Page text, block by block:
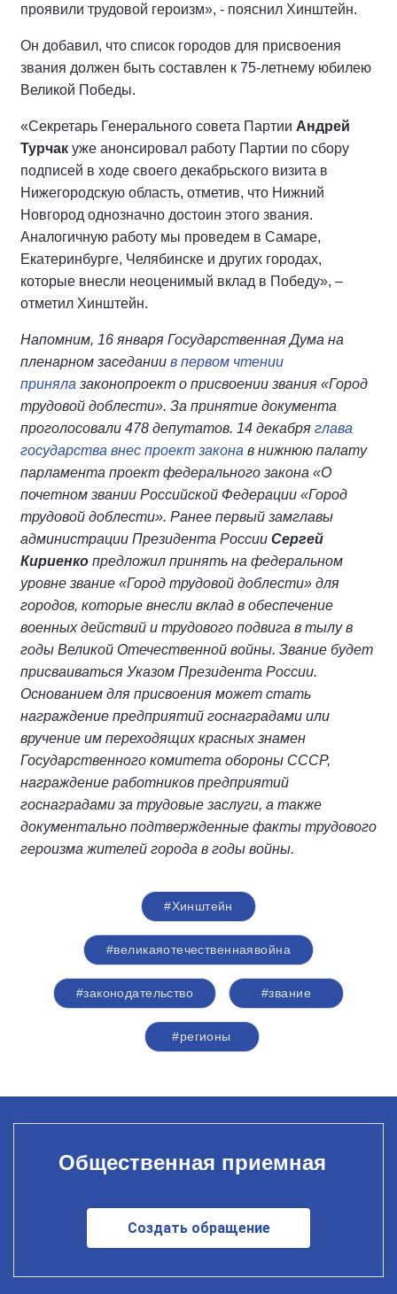
проявили трудовой героизм», - пояснил Хинштейн.
Он добавил, что список городов для присвоения
звания должен быть составлен к 75-летнему юбилею
Великой Победы.
«Секретарь Генерального совета Партии Андрей
Турчак уже анонсировал работу Партии по сбору
подписей в ходе своего декабрьского визита в
Нижегородскую область, отметив, что Нижний
Новгород однозначно достоин этого звания.
Аналогичную работу мы проведем в Самаре,
Екатеринбурге, Челябинске и других городах,
которые внесли неоценимый вклад в Победу», –
отметил Хинштейн.
Напомним, 16 января Государственная Дума на
пленарном заседании в первом чтении
приняла законопроект о присвоении звания «Город
трудовой доблести». За принятие документа
проголосовали 478 депутатов. 14 декабря глава
государства внес проект закона в нижнюю палату
парламента проект федерального закона «О
почетном звании Российской Федерации «Город
трудовой доблести». Ранее первый замглавы
администрации Президента России Сергей
Кириенко предложил принять нa федеральном
уровне звание «Город трудовой доблести» для
городов, которые внесли вклад в обеспечение
военных действий и трудового подвига в тылу в
годы Великой Отечественной войны. Звание будет
присваиваться Указом Президента России.
Основанием для присвоения может стать
награждение предприятий госнаградами или
вручение им переходящих красных знамен
Государственного комитета обороны СССР,
награждение работников предприятий
госнаградами за трудовые заслуги, а также
документально подтвержденные факты трудового
героизма жителей города в годы войны.
#Хинштейн
#великаяотечественнаявойна
#законодательство #звание
#регионы
Общественная приемная
Создать обращение